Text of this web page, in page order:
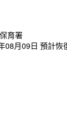
育署
08月09日 預計